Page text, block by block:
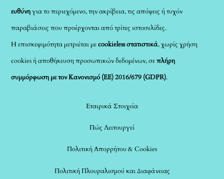
ευθύνηγια το περιεχόμενο, την ακρίβεια, τις απόψεις ή τυχόν
παραβιάσεις που προέρχονται από τρίτες ιστοσελίδες.
Η επισκεψιμότητα μετριέται μεcookieless στατιστικά, χωρίς χρήση
cookies ή αποθήκευση προσωπικών δεδομένων, σεπλήρη
συμμόρφωση με τον Κανονισμό (ΕΕ) 2016/679 (GDPR).
Εταιρικά Στοιχεία
Πώς Λειτουργεί
Πολιτική Απορρήτου & Cookies
Πολιτική Πλουραλισμού και Διαφάνειας